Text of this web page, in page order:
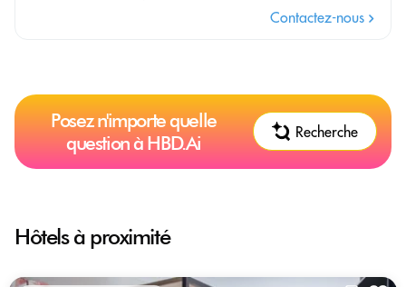
Contactez-nous
Posez n'importe quelle
question à HBD.Ai
Recherche
Hôtels à proximité